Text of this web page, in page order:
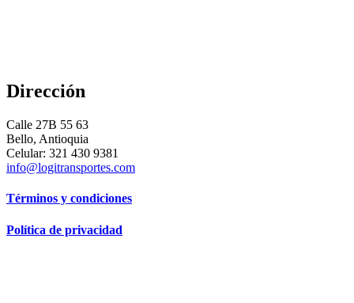
Dirección
Calle 27B 55 63
Bello, Antioquia
Celular: 321 430 9381
info@logitransportes.com
Términos y condiciones
Política de privacidad